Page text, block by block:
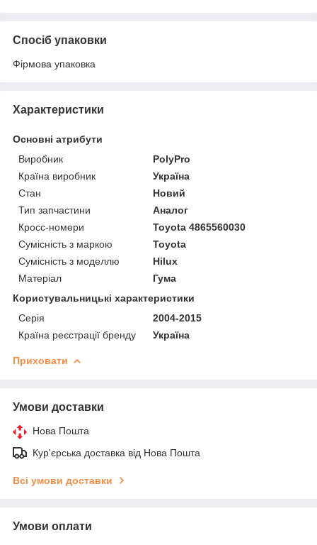
Спосіб упаковки
Фірмова упаковка
Характеристики
Основні атрибути
Виробник
PolyPro
Країна виробник
Україна
Стан
Новий
Тип запчастини
Аналог
Кросс-номери
Toyota 4865560030
Сумісність з маркою
Toyota
Сумісність з моделлю
Hilux
Матеріал
Гума
Користувальницькі характеристики
Серія
2004-2015
Країна реєстрації бренду
Україна
Приховати
Умови доставки
Нова Пошта
Кур'єрська доставка від Нова Пошта
Всі умови доставки
Умови оплати